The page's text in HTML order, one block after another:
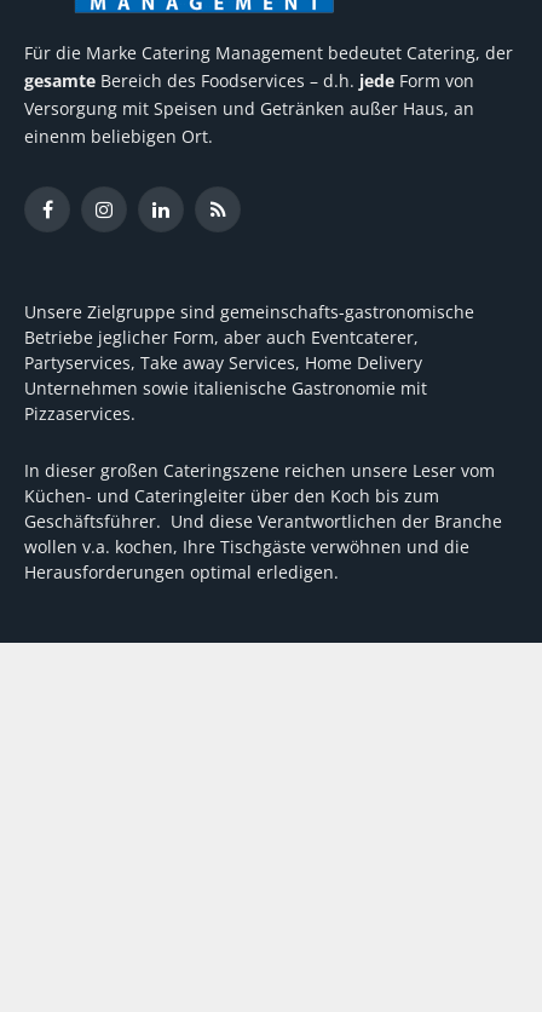
Für die Marke Catering Management bedeutet Catering, der
gesamte Bereich des Foodservices – d.h. jede Form von
Versorgung mit Speisen und Getränken außer Haus, an
einenm beliebigen Ort.
FacebookInstagramLinkedInRSS
Unsere Zielgruppe sind gemeinschafts-gastronomische
Betriebe jeglicher Form, aber auch Eventcaterer,
Partyservices, Take away Services, Home Delivery
Unternehmen sowie italienische Gastronomie mit
Pizzaservices.
In dieser großen Cateringszene reichen unsere Leser vom
Küchen- und Cateringleiter über den Koch bis zum
Geschäftsführer. Und diese Verantwortlichen der Branche
wollen v.a. kochen, Ihre Tischgäste verwöhnen und die
Herausforderungen optimal erledigen.